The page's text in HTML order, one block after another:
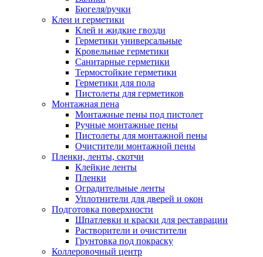
Бюгеля/ручки
Клеи и герметики
Клей и жидкие гвозди
Герметики универсальные
Кровельные герметики
Санитарные герметики
Термостойкие герметики
Герметики для пола
Пистолеты для герметиков
Монтажная пена
Монтажные пены под пистолет
Ручные монтажные пены
Пистолеты для монтажной пены
Очистители монтажной пены
Пленки, ленты, скотчи
Клейкие ленты
Пленки
Оградительные ленты
Уплотнители для дверей и окон
Подготовка поверхности
Шпатлевки и краски для реставрации
Растворители и очистители
Грунтовка под покраску
Коллеровочный центр